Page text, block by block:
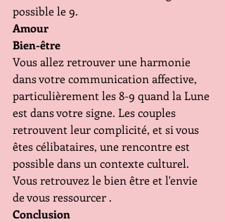
possible le 9.
Amour
Bien-être
Vous allez retrouver une harmonie
dans votre communication affective,
particulièrement les 8-9 quand la Lune
est dans votre signe. Les couples
retrouvent leur complicité, et si vous
êtes célibataires, une rencontre est
possible dans un contexte culturel.
Vous retrouvez le bien être et l'envie
de vous ressourcer .
Conclusion